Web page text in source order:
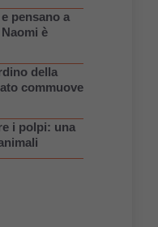
pensano a
è
della
commuove
i polpi: una